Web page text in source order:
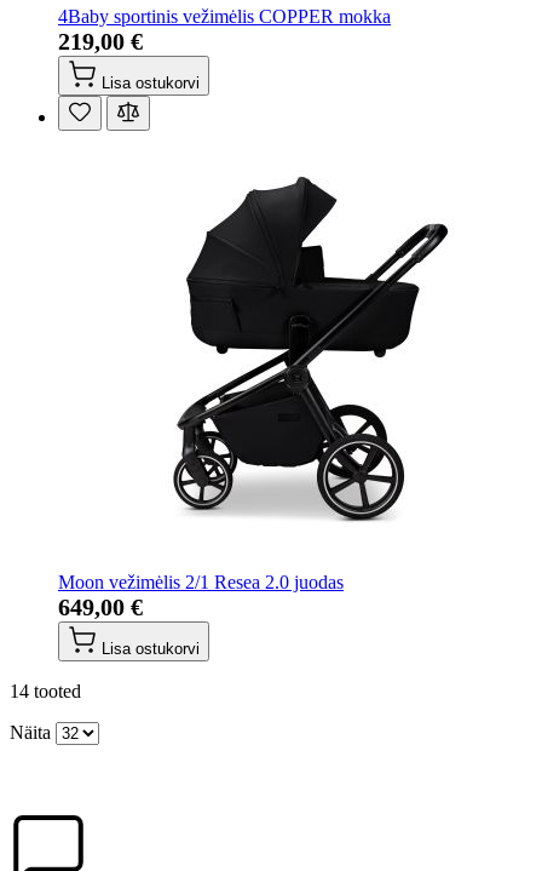
4Baby sportinis vežimėlis COPPER mokka
219,00 €
Lisa ostukorvi
Moon vežimėlis 2/1 Resea 2.0 juodas
649,00 €
Lisa ostukorvi
14 tooted
Näita